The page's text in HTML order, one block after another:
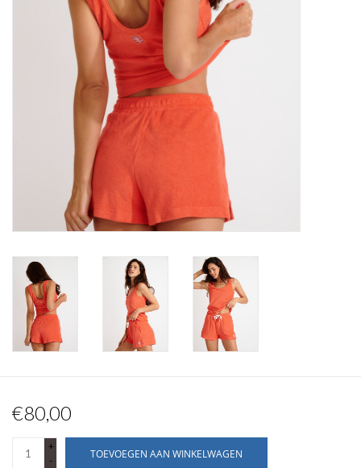
Lingerie-accessoires
Cadeaubonnen
€80,00
+
-
TOEVOEGEN AAN WINKELWAGEN